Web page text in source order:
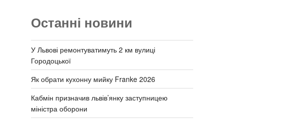
Останні новини
У Львові ремонтуватимуть 2 км вулиці
Городоцької
Як обрати кухонну мийку Franke 2026
Кабмін призначив львів’янку заступницею
міністра оборони